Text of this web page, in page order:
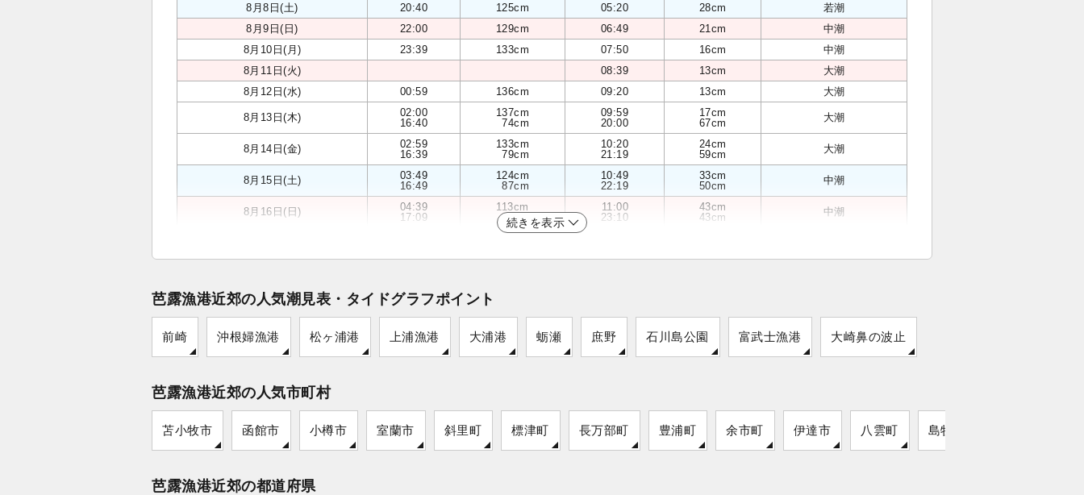
8月8日(土)
20:40 125cm 05:20 28cm
若潮
8月9日(日)
22:00 129cm 06:49 21cm
中潮
8月10日(月)
23:39 133cm 07:50 16cm
中潮
8月11日(火)
08:39 13cm
大潮
8月12日(水)
00:59 136cm 09:20 13cm 大潮
8月13日(木)
02:00
16:40
137cm
74cm
09:59
20:00
17cm
67cm
大潮
8月14日(金)
02:59
16:39
133cm
79cm
10:20
21:19
24cm
59cm
大潮
8月15日(土)
03:49
16:49
124cm
87cm
10:49
22:19
33cm
50cm
中潮
8月16日(日)
04:39
17:09
113cm
95cm
11:00
23:10
43cm
43cm
中潮
続きを表示
芭露漁港近郊の人気潮見表・タイドグラフポイント
前崎 沖根婦漁港 松ヶ浦港 上浦漁港 大浦港 蛎瀬 庶野 石川島公園 富武士漁港 大崎鼻の波止
芭露漁港近郊の人気市町村
苫小牧市 函館市 小樽市 室蘭市 斜里町 標津町 長万部町 豊浦町 余市町 伊達市 八雲町 島牧村
芭露漁港近郊の都道府県